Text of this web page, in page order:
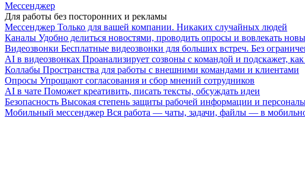
Мессенджер
Для работы без посторонних и рекламы
Мессенджер Только для вашей компании. Никаких случайных людей
Каналы Удобно делиться новостями, проводить опросы и вовлекать
Видеозвонки Бесплатные видеозвонки для больших встреч. Без
AI в видеозвонках Проанализирует созвоны с командой и подскажет,
Коллабы Пространства для работы с внешними командами и клиентами
Опросы Упрощают согласования и сбор мнений сотрудников
AI в чате Поможет креативить, писать тексты, обсуждать идеи
Безопасность Высокая степень защиты рабочей информации и
Мобильный мессенджер Вся работа — чаты, задачи, файлы — в